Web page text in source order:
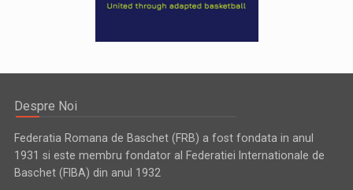
Despre Noi
Federatia Romana de Baschet (FRB) a fost fondata in anul
1931 si este membru fondator al Federatiei Internationale de
Baschet (FIBA) din anul 1932